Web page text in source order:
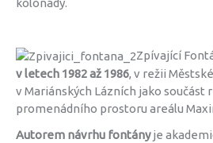
kolonády.
Zpívající
v letech 1982 až 1986, v režii
v Mariánských Lázních jako součást
promenádního prostoru areálu
Autorem návrhu fontányje